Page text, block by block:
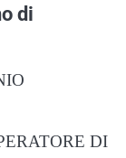
di
DI